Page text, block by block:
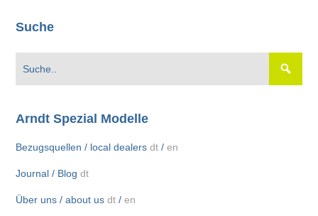
Suche
Arndt Spezial Modelle
Bezugsquellen / local dealersdt /en
Journal / Blogdt
Über uns / about usdt /en